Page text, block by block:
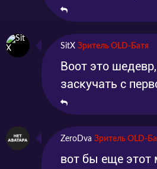
SitX Зритель OLD-Батя
Воот это
заскучать с
ZeroDva Зритель OLD-
вот бы еще этот